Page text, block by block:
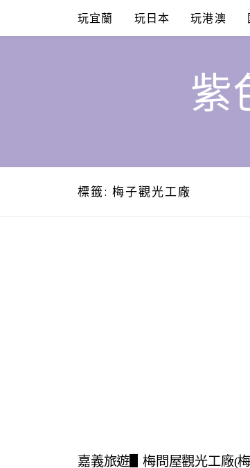
content
玩宜蘭 玩日本 玩港澳
紫
標籤: 梅子觀光工廠
嘉義旅遊▋梅問屋觀光工廠(